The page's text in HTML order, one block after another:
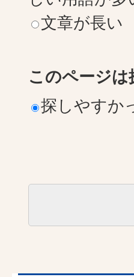
文章が長い
このページ
探しやすか